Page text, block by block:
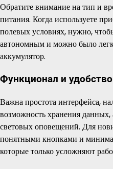
Обратите внимание на тип и
питания. Когда используете
полевых условиях, нужно,
автономным и можно было
аккумулятор.
Функционал и
Важна простота интерфейса,
возможность хранения
световых оповещений. Для
понятными кнопками и
которые только усложняют